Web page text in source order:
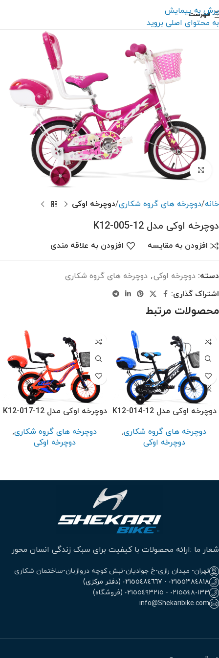
پرش به پیمایش
به محتوای اصلی بروید
فهرست
بزرگنمایی تصویر
خانه دوچرخه های گروه شکاری دوچرخه اوکی
دوچرخه اوکی مدل K12-005-12
افزودن به مقایسه افزودن به علاقه مندی
دسته: دوچرخه اوکی, دوچرخه های گروه شکاری
اشتراک گذاری:
محصولات مرتبط
دوچرخه اوکی مدل K12-014-12
دوچرخه های گروه شکاری,
دوچرخه اوکی
دوچرخه اوکی مدل K12-017-12
دوچرخه های گروه شکاری,
دوچرخه اوکی
شعار ما :ارائه محصولات با کیفیت برای سبک زندگی انسان محور
تهران- میدان رازی-خ جوادیان-نبش کوچه دروازبان-ساختمان شکاری
٠٢١٥٥٣٨٤٨١٨ - ٠٢١٥٥٤٨٤٦٦٧ (دفتر مرکزی)
٠٢١٥٥٤٨٠١٣٣ - ٠٢١٥٥٤٩٣٢١٥ (فروشگاه)
info@Shekaribike.com